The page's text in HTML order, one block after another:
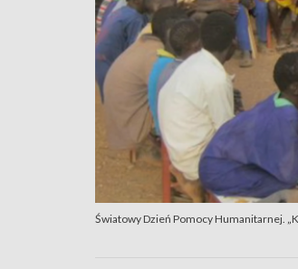
Światowy Dzień Pomocy Humanitarnej.